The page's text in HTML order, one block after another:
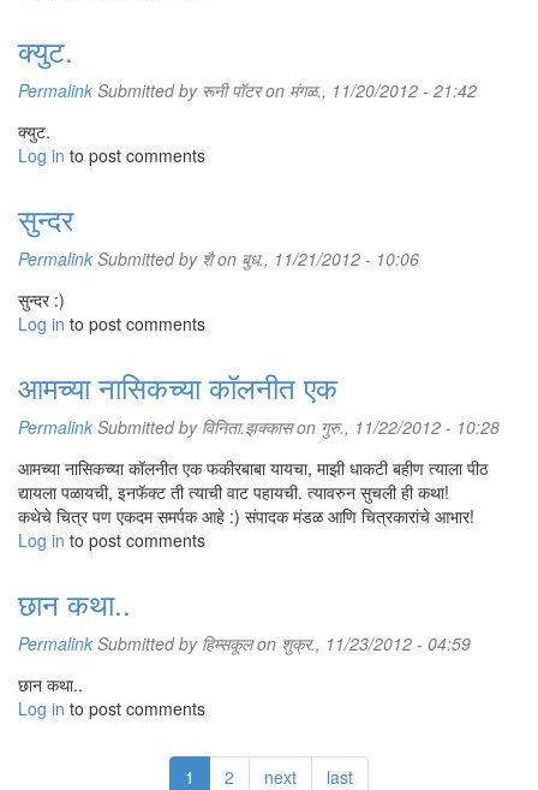
क्युट.
Permalink Submitted by रूनी पॉटरon मंगळ., 11/20/2012 - 21:42
क्युट.
Log in to post comments
सुन्दर
Permalink Submitted by शैon बुध., 11/21/2012 - 10:06
सुन्दर :)
Log in to post comments
आमच्या नासिकच्या कॉलनीत एक
Permalink Submitted by विनिता.झक्कासon गुरु., 11/22/2012 - 10:28
आमच्या नासिकच्या कॉलनीत एक फकीरबाबा यायचा, माझी धाकटी बहीण त्याला पीठ
द्यायला पळायची, इनफॅक्ट ती त्याची वाट पहायची. त्यावरुन सुचली ही कथा!
कथेचे चित्र पण एकदम समर्पक आहे :) संपादक मंडळ आणि चित्रकारांचे आभार!
Log in to post comments
छान कथा..
Permalink Submitted by हिम्सकूलon शुक्र., 11/23/2012 - 04:59
छान कथा..
Log in to post comments
1 2 next last